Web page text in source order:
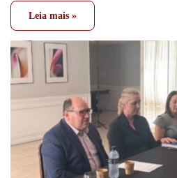
Leia mais »